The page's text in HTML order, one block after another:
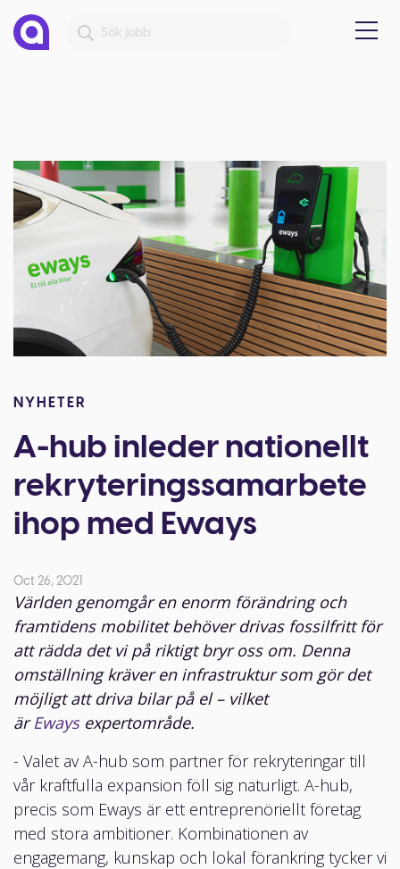
NYHETER
A-hub inleder nationellt
rekryteringssamarbete
ihop med Eways
Oct 26, 2021
Världen genomgår en enorm förändring och
framtidens mobilitet behöver drivas fossilfritt för
att rädda det vi på riktigt bryr oss om. Denna
omställning kräver en infrastruktur som gör det
möjligt att driva bilar på el – vilket
ärEways expertområde.
- Valet av A-hub som partner för rekryteringar till
vår kraftfulla expansion föll sig naturligt. A-hub,
precis som Eways är ett entreprenöriellt företag
med stora ambitioner. Kombinationen av
engagemang, kunskap och lokal förankring tycker vi